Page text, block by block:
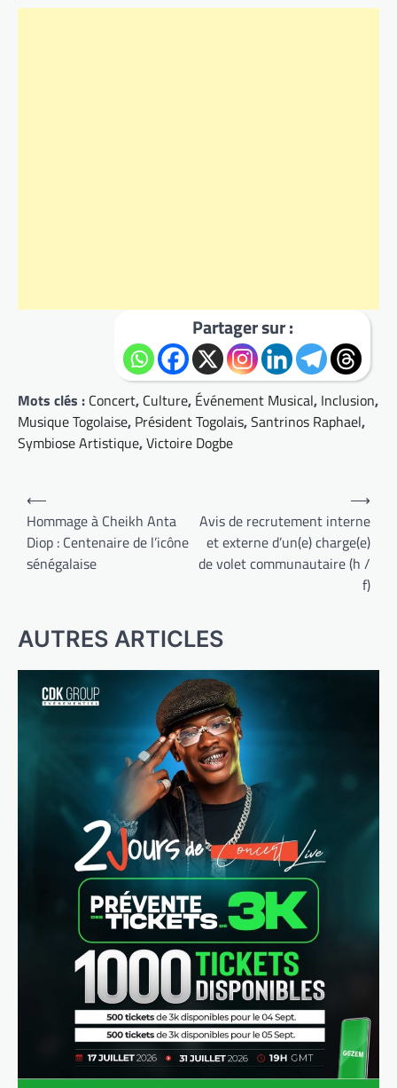
Partager sur :
Mots clés : Concert, Culture, Événement Musical, Inclusion,
Musique Togolaise, Président Togolais,Santrinos Raphael,
Symbiose Artistique,Victoire Dogbe
Navigation
de
l’article
⟵
Hommage à Cheikh Anta
Diop : Centenaire de l’icône
sénégalaise
Avis de recrutement interne
et externe d’un(e) charge(e)
de volet communautaire (h /
f)
⟶
AUTRES ARTICLES